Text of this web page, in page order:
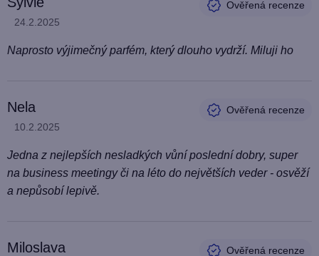
Hodnocení produktu je 5 z 5 hvězdiček.
24.2.2025
Naprosto výjimečný parfém, který dlouho vydrží. Miluji ho
Nela
Hodnocení produktu je 5 z 5 hvězdiček.
10.2.2025
Jedna z nejlepších nesladkých vůní poslední dobry, super
na business meetingy či na léto do největších veder - osvěží
a nepůsobí lepivě.
Miloslava